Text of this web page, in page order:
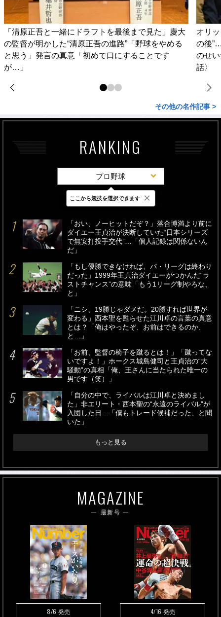
「清原正吾と一緒にドラフトを最後まで見た」慶大
の監督が明かした“清原正吾の進路”「野球をやめる
と思う」発言の真意「初めて口にすることです
が…」
オリ
の後
のせ
話〉
その他の名作記事 >
RANKING
プロ野球
最新 24時間 週間
「おい、ノーヒットだぞ？」落合博満より前に
ダイエー王貞治が決断していた“日本シリーズ
で無安打投手交代”…「個人記録は関係ないん
だ」
「もし優勝できなければ、パ・リーグは終わり
だった」1999年王貞治ダイエーがつかんだ“ラ
ストチャンス”の意味「もう1リーグ制やろな、
と」
「ニシ、19勝じゃダメだ。20勝すれば世界が
変わる」西本聖を甦らせた江川卓の言葉の真意
とは？「俺はやったぞ、お前はできるのか、
と…」
「お前、監督の椅子を蹴るとは！」「蹴ってな
いですよ！」ホークス城島健司と王貞治の“大
騒動”の真相「俺、王さんに当たられた唯一の
男です（笑）」
「自分の中で、ライバルは江川卓と決めまし
た」非エリート・西本聖の“永遠のライバル”が
入団した日…「僕もトレード候補だった、と聞
いた」
もっと見る
MAGAZINE
最新号
8/6 発売 4/16 発売
ここから競技を選択できます ×